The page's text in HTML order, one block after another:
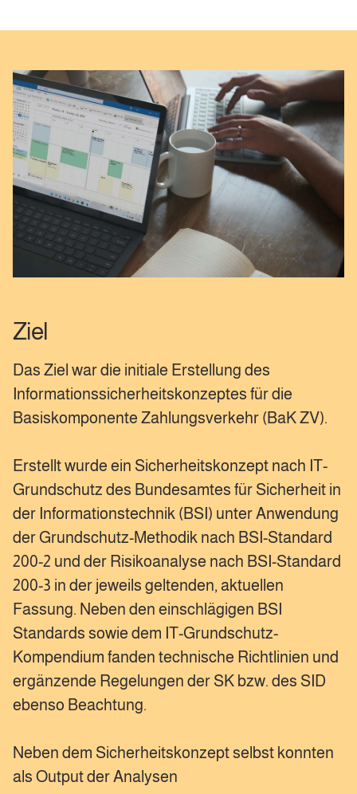
Ziel
Das Ziel war die initiale Erstellung des
Informationssicherheitskonzeptes für die
Basiskomponente Zahlungsverkehr (BaK ZV).
Erstellt wurde ein Sicherheitskonzept nach IT-
Grundschutz des Bundesamtes für Sicherheit in
der Informationstechnik (BSI) unter Anwendung
der Grundschutz-Methodik nach BSI-Standard
200-2 und der Risikoanalyse nach BSI-Standard
200-3 in der jeweils geltenden, aktuellen
Fassung. Neben den einschlägigen BSI
Standards sowie dem IT-Grundschutz-
Kompendium fanden technische Richtlinien und
ergänzende Regelungen der SK bzw. des SID
ebenso Beachtung.
Neben dem Sicherheitskonzept selbst konnten
als Output der Analysen